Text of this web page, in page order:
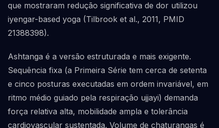
que mostraram redução significativa de dor utilizou
iyengar-based yoga (Tilbrook et al., 2011, PMID
21388398).
Ashtanga é a versão estruturada e mais exigente.
Sequência fixa (a Primeira Série tem cerca de setenta
e cinco posturas executadas em ordem invariável, em
ritmo médio guiado pela respiração ujjayi) demanda
força relativa alta, mobilidade ampla e tolerância
cardiovascular sustentada. Volume de chaturangas é